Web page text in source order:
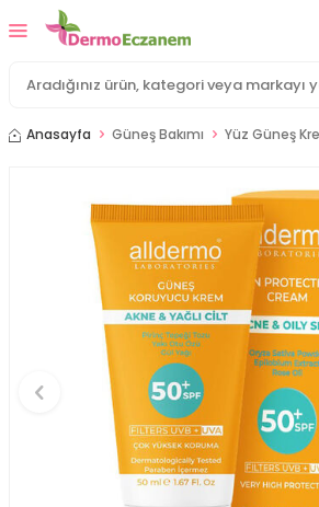
Anasayfa Güneş Bakımı Yüz Güneş